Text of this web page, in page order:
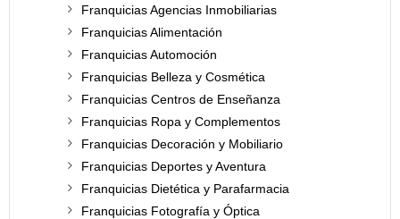
Franquicias Agencias Inmobiliarias
Franquicias Alimentación
Franquicias Automoción
Franquicias Belleza y Cosmética
Franquicias Centros de Enseñanza
Franquicias Ropa y Complementos
Franquicias Decoración y Mobiliario
Franquicias Deportes y Aventura
Franquicias Dietética y Parafarmacia
Franquicias Fotografía y Óptica